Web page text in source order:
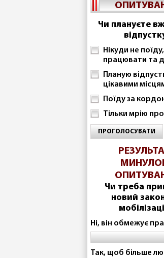
Чи плануєте
Нікуди не
працювати та
Планую
цікавими
Поїду за
Тільки мрію
ПРОГОЛОСУВАТИ
Чи треба
новий
Ні, він обмежує
Так, щоб більше